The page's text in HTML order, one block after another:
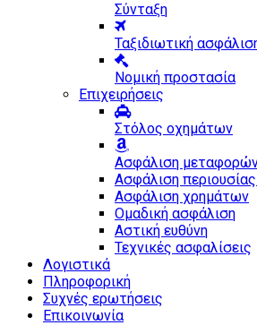
Σύνταξη
Ταξιδιωτική
Νομική προστασία
Επιχειρήσεις
Στόλος οχημάτων
Ασφάλιση
Ασφάλιση
Ασφάλιση χρημάτων
Ομαδική ασφάλιση
Αστική ευθύνη
Τεχνικές ασφαλίσεις
Λογιστικά
Πληροφορική
Συχνές ερωτήσεις
Επικοινωνία